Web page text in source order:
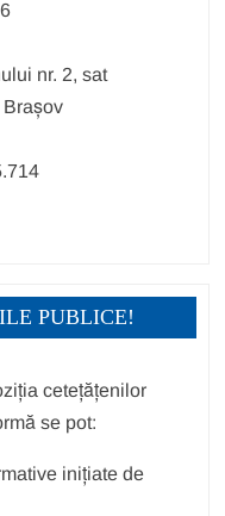
nr. 2, sat
PUBLICE!
cetețățenilor
se pot:
inițiate de